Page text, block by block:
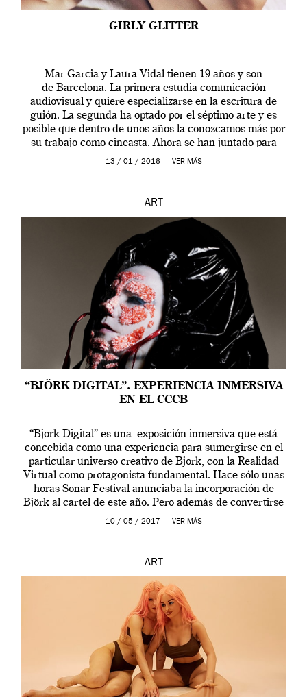
GIRLY GLITTER
Mar Garcia y Laura Vidal tienen 19 años y son
de Barcelona. La primera estudia comunicación
audiovisual y quiere especializarse en la escritura de
guión. La segunda ha optado por el séptimo arte y es
posible que dentro de unos años la conozcamos más por
su trabajo como cineasta. Ahora se han juntado para
contarnos una […]
13 / 01 / 2016 — VER MÁS
ART
“BJÖRK DIGITAL”. EXPERIENCIA INMERSIVA
EN EL CCCB
“Bjork Digital” es una exposición inmersiva que está
concebida como una experiencia para sumergirse en el
particular universo creativo de Björk, con la Realidad
Virtual como protagonista fundamental. Hace sólo unas
horas Sonar Festival anunciaba la incorporación de
Björk al cartel de este año. Pero además de convertirse
en una de las actuaciones más relevantes […]
10 / 05 / 2017 — VER MÁS
ART